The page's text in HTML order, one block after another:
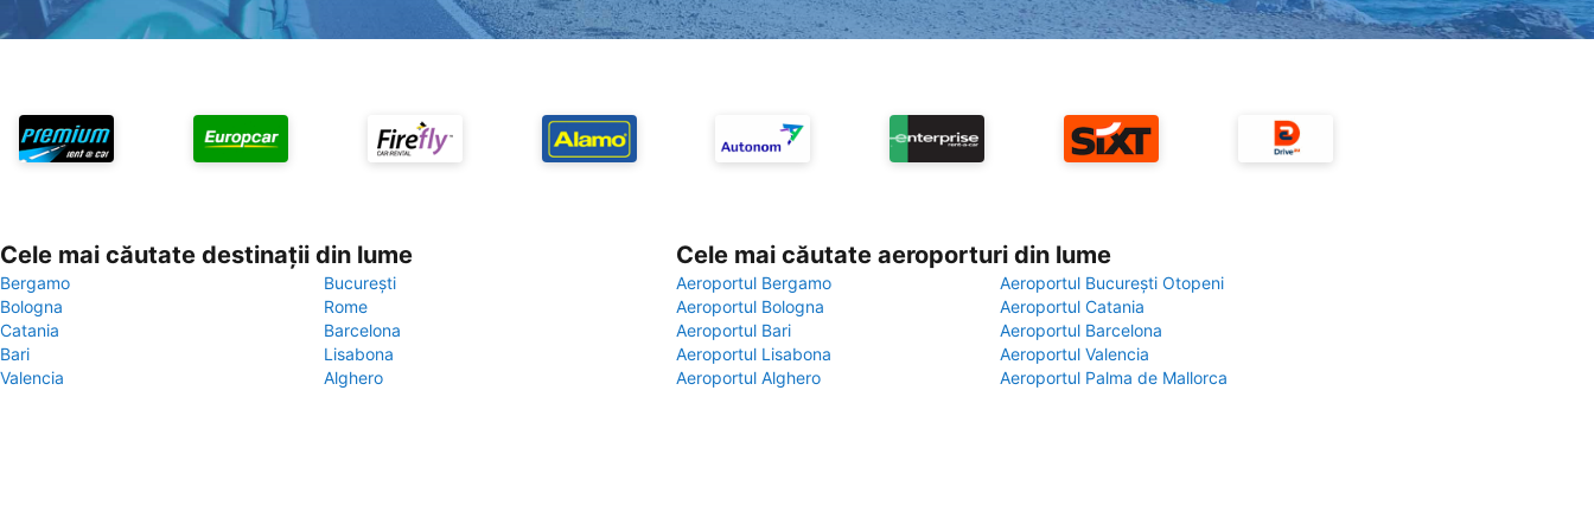
Cele mai căutate destinații din lume
Bergamo
București
Bologna
Rome
Catania
Barcelona
Bari
Lisabona
Valencia
Alghero
Cele mai căutate aeroporturi din lume
Aeroportul Bergamo
Aeroportul București Otopeni
Aeroportul Bologna
Aeroportul Catania
Aeroportul Bari
Aeroportul Barcelona
Aeroportul Lisabona
Aeroportul Valencia
Aeroportul Alghero
Aeroportul Palma de Mallorca